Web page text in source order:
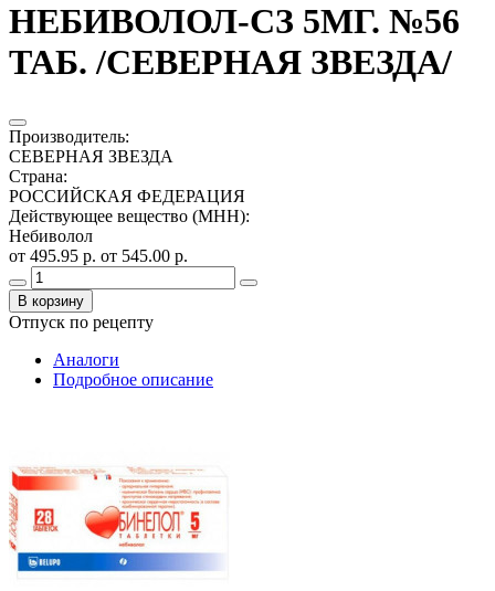
НЕБИВОЛОЛ-СЗ 5МГ. №56
ТАБ. /СЕВЕРНАЯ ЗВЕЗДА/
Производитель:
СЕВЕРНАЯ ЗВЕЗДА
Страна:
РОССИЙСКАЯ ФЕДЕРАЦИЯ
Действующее вещество (МНН):
Небиволол
от 495.95 р. от 545.00 р.
В корзину
Отпуск по рецепту
Аналоги
Подробное описание